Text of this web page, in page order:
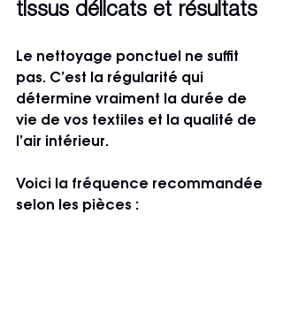
tissus délicats et résultats
Le nettoyage ponctuel ne suffit
pas. C’est la régularité qui
détermine vraiment la durée de
vie de vos textiles et la qualité de
l’air intérieur.
Voici la fréquence recommandée
selon les pièces :